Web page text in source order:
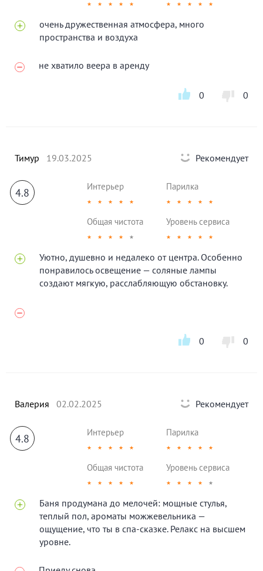
★ ★ ★ ★ ★ ★ ★ ★ ★ ★
очень дружественная атмосфера, много
пространства и воздуха
не хватило веера в аренду
0 0
Тимур 19.03.2025 Рекомендует
4.8 Интерьер
★ ★ ★ ★ ★
Парилка
★ ★ ★ ★ ★
Общая чистота
★ ★ ★ ★ ★
Уровень сервиса
★ ★ ★ ★ ★
Уютно, душевно и недалеко от центра. Особенно
понравилось освещение — соляные лампы
создают мягкую, расслабляющую обстановку.
0 0
Валерия 02.02.2025 Рекомендует
4.8 Интерьер
★ ★ ★ ★ ★
Парилка
★ ★ ★ ★ ★
Общая чистота
★ ★ ★ ★ ★
Уровень сервиса
★ ★ ★ ★ ★
Баня продумана до мелочей: мощные стулья,
теплый пол, ароматы можжевельника —
ощущение, что ты в спа-сказке. Релакс на высшем
уровне.